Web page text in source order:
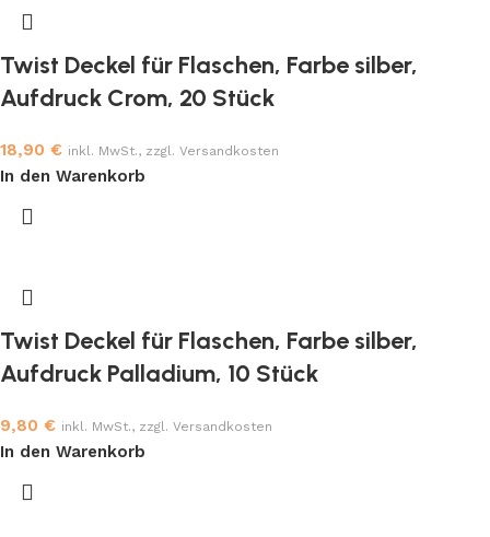
Twist Deckel für Flaschen, Farbe silber,
Aufdruck Crom, 20 Stück
18,90 € inkl. MwSt., zzgl. Versandkosten
In den Warenkorb
Twist Deckel für Flaschen, Farbe silber,
Aufdruck Palladium, 10 Stück
9,80 € inkl. MwSt., zzgl. Versandkosten
In den Warenkorb